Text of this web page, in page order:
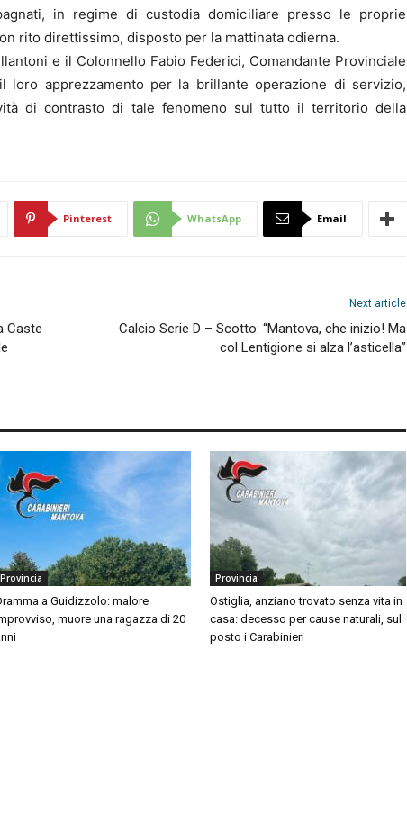
in regime di custodia domiciliare presso le proprie
rito direttissimo, disposto per la mattinata odierna.
e il Colonnello Fabio Federici, Comandante Provinciale
loro apprezzamento per la brillante operazione di servizio,
di contrasto di tale fenomeno sul tutto il territorio della
Pinterest WhatsApp Email
Caste
Next article
Calcio Serie D – Scotto: “Mantova, che inizio! Ma
col Lentigione si alza l’asticella”
Provincia
a Guidizzolo: malore
muore una ragazza di 20
Provincia
Ostiglia, anziano trovato senza vita in
casa: decesso per cause naturali, sul
posto i Carabinieri